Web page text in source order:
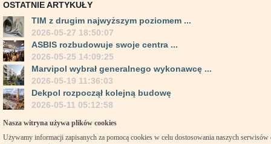
OSTATNIE ARTYKUŁY
TIM z drugim najwyższym poziomem ...
2026-05-27 18:50:07
ASBIS rozbudowuje swoje centra ...
2026-05-25 14:09:25
Marvipol wybrał generalnego wykonawcę ...
2026-05-19 11:36:03
Dekpol rozpoczął kolejną budowę
2026-05-11 05:12:58
Nasza witryna używa plików cookies
Używamy informacji zapisanych za pomocą cookies w celu dostosowania naszych